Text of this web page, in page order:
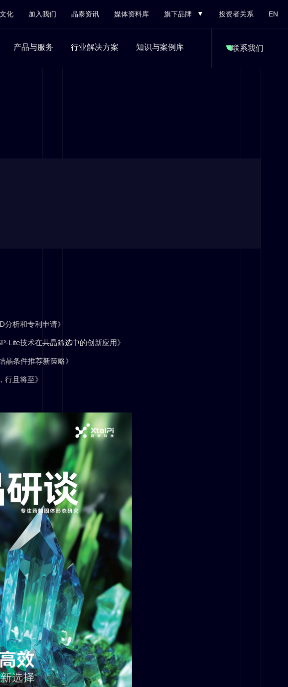
化 加入我们 晶泰资讯 媒体资料库 旗下品牌 投资者关系 EN
产品与服务 行业解决方案 知识与案例库 联系我们
分析和专利申请》
Lite技术在共晶筛选中的创新应用》
条件推荐新策略》
行且将至》